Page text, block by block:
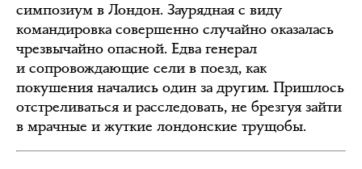
симпозиум в Лондон. Заурядная с виду
командировка совершенно случайно оказалась
чрезвычайно опасной. Едва генерал
и сопровождающие сели в поезд, как
покушения начались один за другим. Пришлось
отстреливаться и расследовать, не брезгуя зайти
в мрачные и жуткие лондонские трущобы.